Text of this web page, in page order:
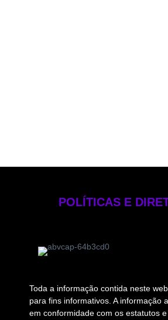
POLÍTICAS E
Toda a informação contida neste
para fins informativos. A informação
em conformidade com os estatutos